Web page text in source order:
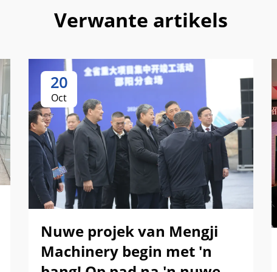
Verwante artikels
20
Oct
Nuwe projek van Mengji
Machinery begin met 'n